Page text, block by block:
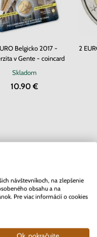
Belgicko 2017 -
v Gente - coincard
Skladom
10.90 €
2
80. výročie SNP
Slovenské mince
návštevníkoch, na zlepšenie
obsahu a na
Pre viac informácií o cookies